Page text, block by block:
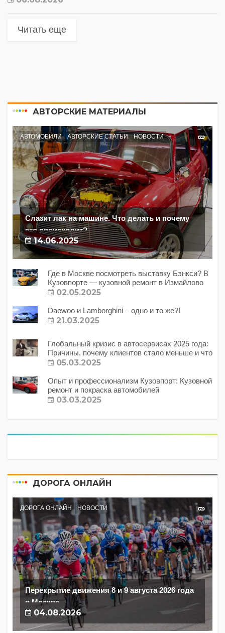
Читать еще
АВТОРСКИЕ МАТЕРИАЛЫ
АВТОМОБИЛИ АВТОРСКИЕ СТАТЬИ НОВОСТИ
Слазит лак на машине. Что делать и почему
это происходит?
14.06.2025
Где в Москве посмотреть выставку Бэнкси? В
Кузовпорте — кузовной ремонт в Измайлово
02.05.2025
Daewoo и Lamborghini – одно и то же?!
21.03.2025
Глобальный кризис в автосервисах 2025 года:
Причины, почему клиентов стало меньше и что
с этим делать?
05.03.2025
Опыт и профессионализм Кузовпорт: Кузовной
ремонт и покраска автомобилей
03.03.2025
ДОРОГА ОНЛАЙН
ДОРОГА ОНЛАЙН НОВОСТИ
Перекрытие движения 8 и 9 августа 2026 года
в Москве
04.08.2026